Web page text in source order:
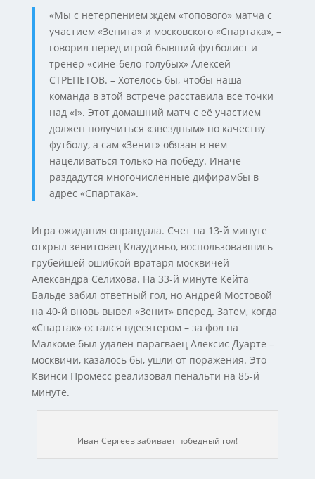
«Мы с нетерпением ждем «топового» матча с
участием «Зенита» и московского «Спартака», –
говорил перед игрой бывший футболист и
тренер «сине-бело-голубых» Алексей
СТРЕПЕТОВ. – Хотелось бы, чтобы наша
команда в этой встрече расставила все точки
над «I». Этот домашний матч с её участием
должен получиться «звездным» по качеству
футболу, а сам «Зенит» обязан в нем
нацеливаться только на победу. Иначе
раздадутся многочисленные дифирамбы в
адрес «Спартака».
Игра ожидания оправдала. Счет на 13-й минуте
открыл зенитовец Клаудиньо, воспользовавшись
грубейшей ошибкой вратаря москвичей
Александра Селихова. На 33-й минуте Кейта
Бальде забил ответный гол, но Андрей Мостовой
на 40-й вновь вывел «Зенит» вперед. Затем, когда
«Спартак» остался вдесятером – за фол на
Малкоме был удален парагваец Алексис Дуарте –
москвичи, казалось бы, ушли от поражения. Это
Квинси Промесс реализовал пенальти на 85-й
минуте.
Иван Сергеев забивает победный гол!